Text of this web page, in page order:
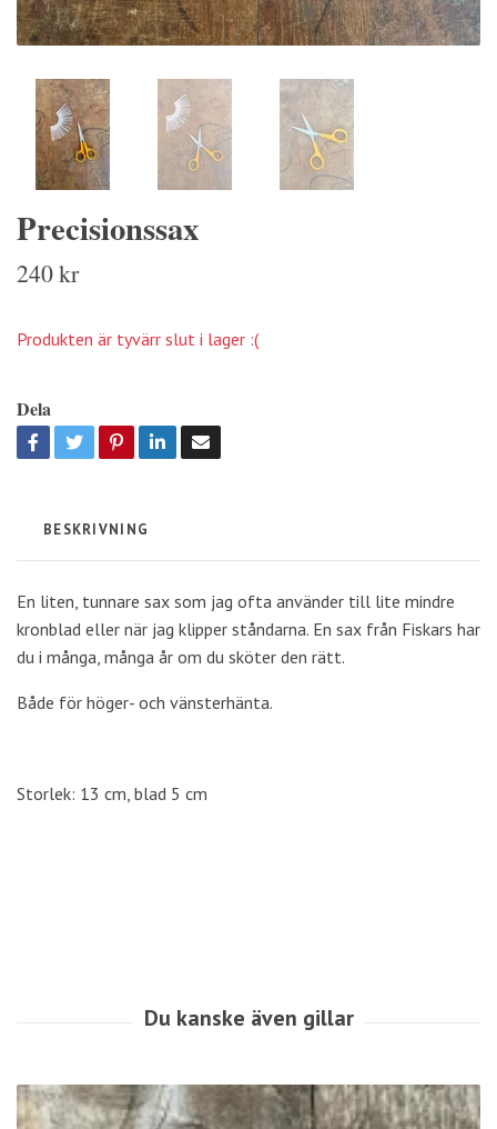
Precisionssax
240 kr
Produkten är tyvärr slut i lager :(
Dela
BESKRIVNING
En liten, tunnare sax som jag ofta använder till lite mindre
kronblad eller när jag klipper ståndarna. En sax från Fiskars har
du i många, många år om du sköter den rätt.
Både för höger- och vänsterhänta.
Storlek: 13 cm, blad 5 cm